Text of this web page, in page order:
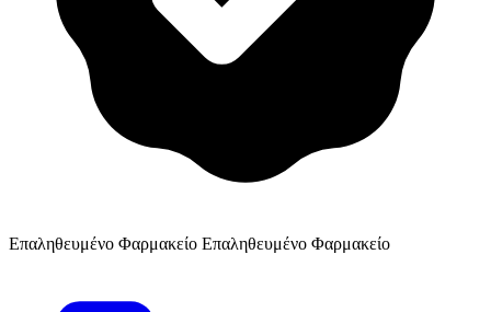
Επαληθευμένο Φαρμακείο Επαληθευμένο Φαρμακείο